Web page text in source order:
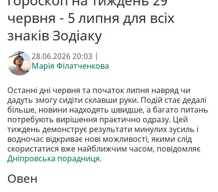
червня - 5 липня для всіх
знаків Зодіаку
28.06.2026 20:03 |
Марія Філатченкова
Останні дні червня та початок липня навряд чи
дадуть змогу сидіти склавши руки. Подій стає дедалі
більше, новини надходять швидше, а багато питань
потребують вирішення практично одразу. Цей
тиждень демонструє результати минулих зусиль і
водночас відкриває нові можливості, якими слід
скористатися вже найближчим часом, повідомляє
Дніпровська порадниця.
Овен